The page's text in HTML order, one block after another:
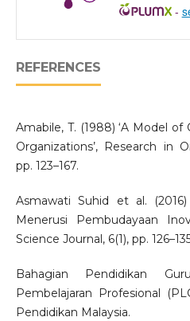
-
REFERENCES
Amabile, T. (1988) ‘A Model
Organizations’, Research in
pp. 123–167.
Asmawati Suhid et al.
Menerusi Pembudayaan
Science Journal, 6(1), pp.
Bahagian Pendidikan
Pembelajaran Profesional
Pendidikan Malaysia.